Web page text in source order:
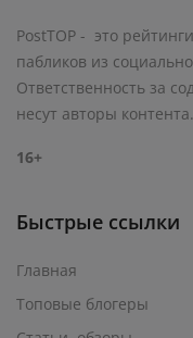
PostTOP - это
пабликов из
Ответственность за
несут авторы контента.
16+
Быстрые ссылки
Главная
Топовые блогеры